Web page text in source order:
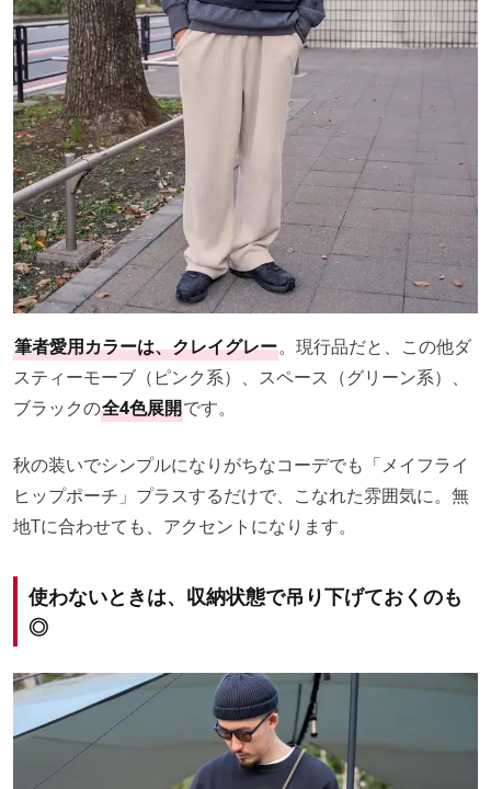
筆者愛用カラーは、クレイグレー。現行品だと、この他ダ
スティーモーブ（ピンク系）、スペース（グリーン系）、
ブラックの全4色展開です。
秋の装いでシンプルになりがちなコーデでも「メイフライ
ヒップポーチ」プラスするだけで、こなれた雰囲気に。無
地Tに合わせても、アクセントになります。
使わないときは、収納状態で吊り下げておくのも
◎